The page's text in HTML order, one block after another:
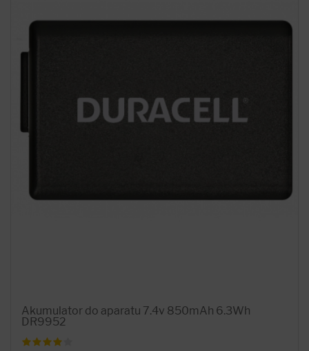
Akumulator do aparatu 7.4v 850mAh 6.3Wh
DR9952